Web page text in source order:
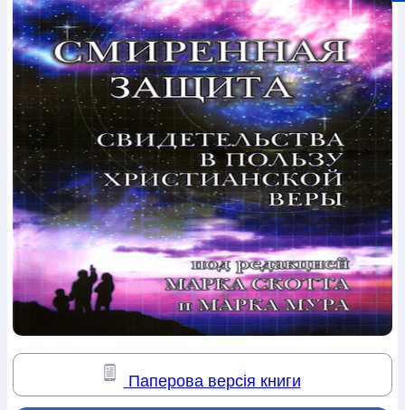
Богослов`яШлюб і сім`яЮдаїзм
Супутні товари
ПеріодикаАудіоРучки кулькові ВідеоГалантерея
Закладки для книгФутболкиБрелокиСумкиБіжутерія
Блокноти
Щоденники / щотижневикиВироби з дерева
Вироби з кераміки і глиниВироби з сріблаКартини
Навчальні мапи Шкіряні виробиМагнітиМеталеві
виробиМіні-лампиНаклейкиНастільні ігри Пакети
подарунковіПлакатиПластмасові виробиХустки
Подарункові карткиРозвиваючі ігриРепринтиСвічки
Зошити ФотокартиниЧохли на БибліїГоловні убори
КалендаріКанцелярскі товариКомп`ютерні ігри
ЛистівкиСувенирна продукціяГодинникиПазли
Книга в комплекті
За додатковою інформацією дзвоніть за номером:+38
(097) 880-6379
Ми у Facebook
Паперова версія книги